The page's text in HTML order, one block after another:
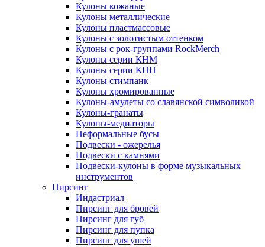
Кулоны кожаные
Кулоны металлические
Кулоны пластмассовые
Кулоны с золотистым оттенком
Кулоны с рок-группами RockMerch
Кулоны серии КНМ
Кулоны серии КНП
Кулоны стимпанк
Кулоны хромированные
Кулоны-амулеты со славянской символикой
Кулоны-гранаты
Кулоны-медиаторы
Неформальные бусы
Подвески - ожерелья
Подвески с камнями
Подвески-кулоны в форме музыкальных
инструментов
Пирсинг
Индастриал
Пирсинг для бровей
Пирсинг для губ
Пирсинг для пупка
Пирсинг для ушей